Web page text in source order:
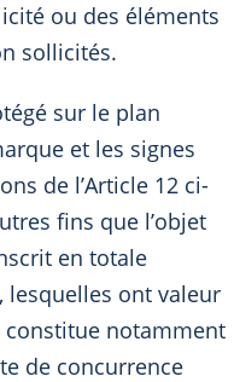
ou des éléments
sollicités.
sur le plan
et les signes
de l’Article 12 ci-
fins que l’objet
en totale
lesquelles ont valeur
notamment
de concurrence